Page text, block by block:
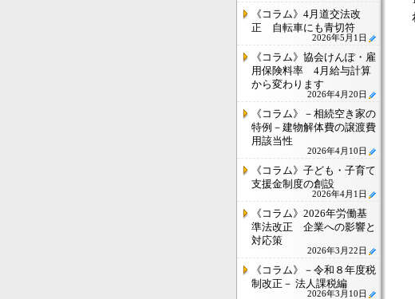
《コラム》4月道交法改
正 自転車にも青切符
2026年5月1日
《コラム》協会けんぽ・雇
用保険料率 4月給与計算
から変わります
2026年4月20日
《コラム》－相続空き家の
特例－建物解体費の譲渡費
用該当性
2026年4月10日
《コラム》子ども・子育て
支援金制度の創設
2026年4月1日
《コラム》2026年労働基
準法改正 企業への影響と
対応策
2026年3月22日
《コラム》－令和８年度税
制改正－ 法人課税編
2026年3月10日